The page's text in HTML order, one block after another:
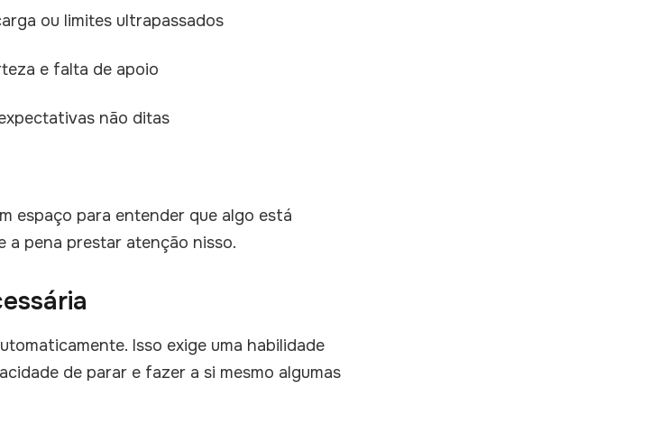
ou limites ultrapassados
e falta de apoio
não ditas
espaço para entender que algo está
a pena prestar atenção nisso.
Isso exige uma habilidade
de parar e fazer a si mesmo algumas